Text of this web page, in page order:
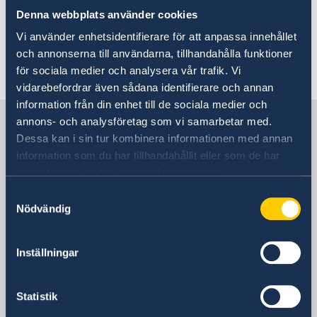
Denna webbplats använder cookies
Vi använder enhetsidentifierare för att anpassa innehållet
och annonserna till användarna, tillhandahålla funktioner
för sociala medier och analysera vår trafik. Vi
vidarebefordrar även sådana identifierare och annan
information från din enhet till de sociala medier och
annons- och analysföretag som vi samarbetar med.
Dessa kan i sin tur kombinera informationen med annan
information som du har tillhandahållit eller som de har
Nödvändig
Inställningar
Statistik
Handbok mot människohandel
Sveriges samlade stöd till de jordbävningsdrabbade
Sveriges stöd till de jordbävningsdrabbade i Turkiet
och Syrien
Utrikesdeklarationen 2023
Rösta i Tjeckien i EU-valet 2024
Ambassaden erbjuder praktikplats för HT 2022
Tjeckien ändrar inreseregler från och med den 15
februari
Glad Nationaldag!
Stefan Löfvens Tal till nationen
"Sustainable Spring" i Prag
WikiGap 2019
Ambassaden stängd
Martina Storek
Sverige i Tjeckien
Sveriges ambassad
Besöksadress
Úvoz 13
Postadress
Úvoz 13